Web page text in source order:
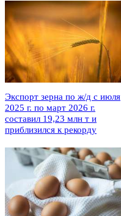
Экспорт зерна по ж/д с июля
2025 г. по март 2026 г.
составил 19,23 млн т и
приблизился к рекорду